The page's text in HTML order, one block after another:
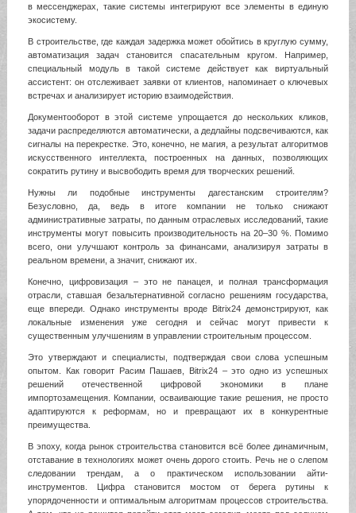
в мессенджерах, такие системы интегрируют все элементы в единую
экосистему.
В строительстве, где каждая задержка может обойтись в круглую сумму,
автоматизация задач становится спасательным кругом. Например,
специальный модуль в такой системе действует как виртуальный
ассистент: он отслеживает заявки от клиентов, напоминает о ключевых
встречах и анализирует историю взаимодействия.
Документооборот в этой системе упрощается до нескольких кликов,
задачи распределяются автоматически, а дедлайны подсвечиваются, как
сигналы на перекрестке. Это, конечно, не магия, а результат алгоритмов
искусственного интеллекта, построенных на данных, позволяющих
сократить рутину и высвободить время для творческих решений.
Нужны ли подобные инструменты дагестанским строителям?
Безусловно, да, ведь в итоге компании не только снижают
административные затраты, по данным отраслевых исследований, такие
инструменты могут повысить производительность на 20–30 %. Помимо
всего, они улучшают контроль за финансами, анализируя затраты в
реальном времени, а значит, снижают их.
Конечно, цифровизация – это не панацея, и полная трансформация
отрасли, ставшая безальтернативной согласно решениям государства,
еще впереди. Однако инструменты вроде Bitrix24 демонстрируют, как
локальные изменения уже сегодня и сейчас могут привести к
существенным улучшениям в управлении строительным процессом.
Это утверждают и специалисты, подтверждая свои слова успешным
опытом. Как говорит Расим Пашаев, Bitrix24 – это одно из успешных
решений отечественной цифровой экономики в плане
импортозамещения. Компании, осваивающие такие решения, не просто
адаптируются к реформам, но и превращают их в конкурентные
преимущества.
В эпоху, когда рынок строительства становится всё более динамичным,
отставание в технологиях может очень дорого стоить. Речь не о слепом
следовании трендам, а о практическом использовании айти-
инструментов. Цифра становится мостом от берега рутины к
упорядоченности и оптимальным алгоритмам процессов строительства.